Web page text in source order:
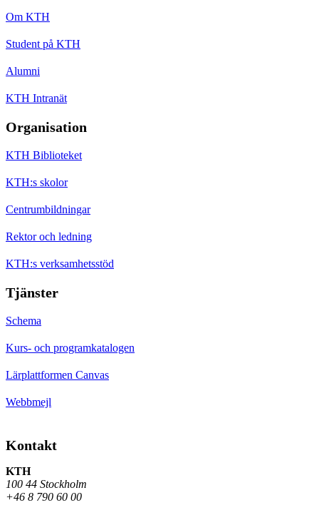
Om KTH
Student på KTH
Alumni
KTH Intranät
Organisation
KTH Biblioteket
KTH:s skolor
Centrumbildningar
Rektor och ledning
KTH:s verksamhetsstöd
Tjänster
Schema
Kurs- och programkatalogen
Lärplattformen Canvas
Webbmejl
Kontakt
KTH
100 44 Stockholm
+46 8 790 60 00